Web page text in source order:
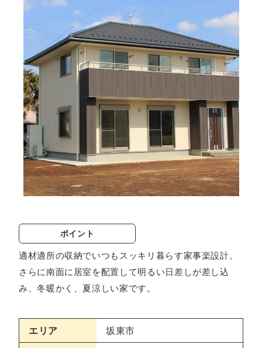
ポイント
適材適所の収納でいつもスッキリ暮らす家事楽設計。
さらに南面に居室を配置して明るい日差しが差し込
み、冬暖かく、夏涼しい家です。
エリア 坂東市